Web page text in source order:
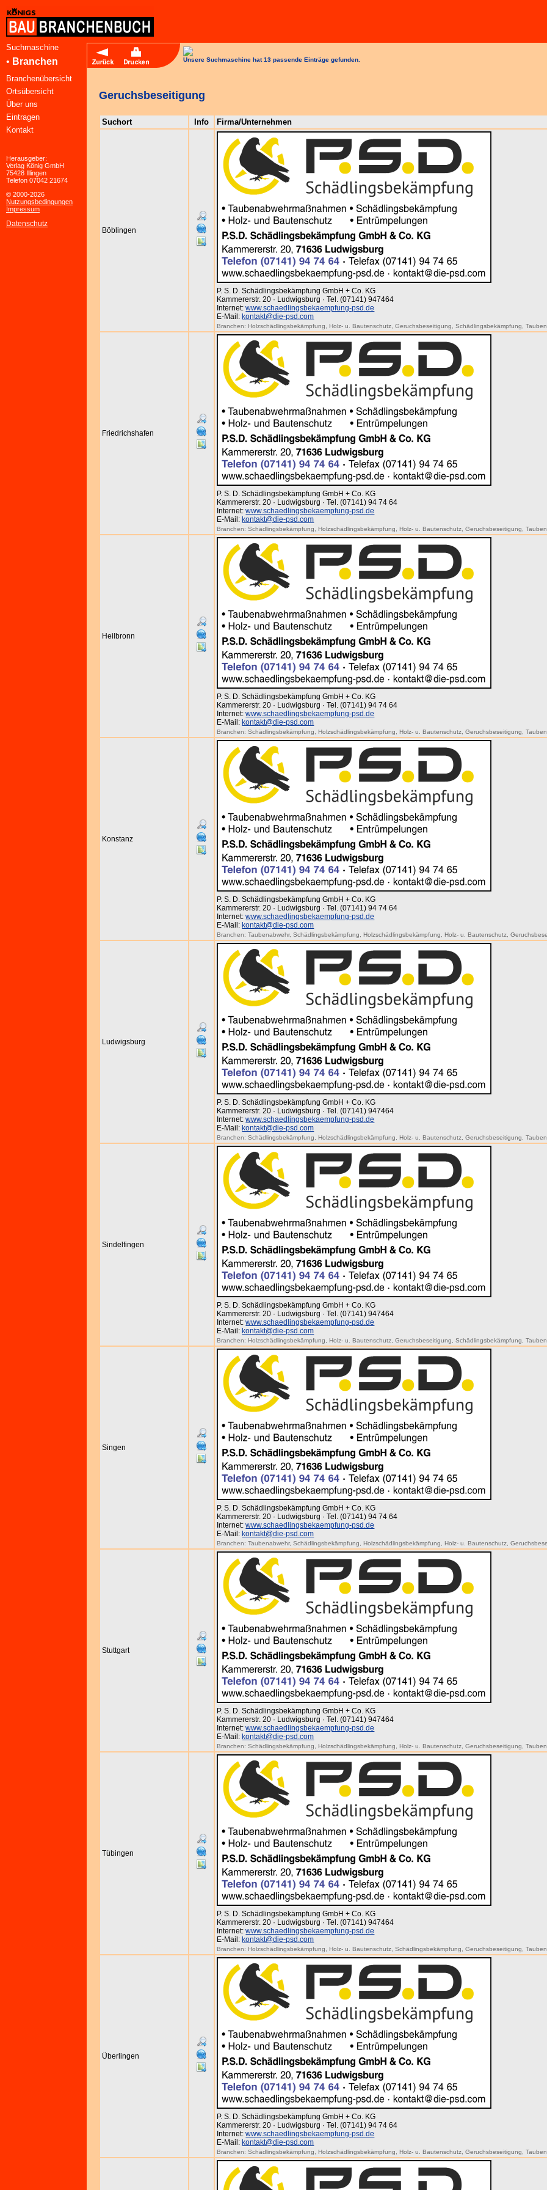
Suchmaschine
• Branchen
Branchenübersicht
Ortsübersicht
Über uns
Eintragen
Kontakt
Herausgeber:
Verlag König GmbH
75428 Illingen
Telefon 07042 21674
© 2000-2026
Nutzungsbedingungen
Impressum
Datenschutz
Unsere Suchmaschine hat 13 passende Einträge gefunden.
Geruchsbeseitigung
Suchort Info Firma/Unternehmen
Böblingen
P. S. D. Schädlingsbekämpfung GmbH + Co. KG
Kammererstr. 20 · Ludwigsburg · Tel. (07141) 947464
Internet:www.schaedlingsbekaempfung-psd.de
E-Mail: kontakt@die-psd.com
Branchen:Holzschädlingsbekämpfung ,Holz- u. Bautenschutz ,Geruchsbeseitigung ,Schädlingsbekämpfung ,
Friedrichshafen
P. S. D. Schädlingsbekämpfung GmbH + Co. KG
Kammererstr. 20 · Ludwigsburg · Tel. (07141) 94 74 64
Internet:www.schaedlingsbekaempfung-psd.de
E-Mail: kontakt@die-psd.com
Branchen:Schädlingsbekämpfung ,Holzschädlingsbekämpfung ,Holz- u. Bautenschutz ,Geruchsbeseitigung ,
Heilbronn
P. S. D. Schädlingsbekämpfung GmbH + Co. KG
Kammererstr. 20 · Ludwigsburg · Tel. (07141) 94 74 64
Internet:www.schaedlingsbekaempfung-psd.de
E-Mail: kontakt@die-psd.com
Branchen:Schädlingsbekämpfung ,Holzschädlingsbekämpfung ,Holz- u. Bautenschutz ,Geruchsbeseitigung ,
Konstanz
P. S. D. Schädlingsbekämpfung GmbH + Co. KG
Kammererstr. 20 · Ludwigsburg · Tel. (07141) 94 74 64
Internet:www.schaedlingsbekaempfung-psd.de
E-Mail: kontakt@die-psd.com
Branchen:Taubenabwehr,Schädlingsbekämpfung ,Holzschädlingsbekämpfung ,Holz- u. Bautenschutz ,
Ludwigsburg
P. S. D. Schädlingsbekämpfung GmbH + Co. KG
Kammererstr. 20 · Ludwigsburg · Tel. (07141) 947464
Internet:www.schaedlingsbekaempfung-psd.de
E-Mail: kontakt@die-psd.com
Branchen:Schädlingsbekämpfung ,Holzschädlingsbekämpfung ,Holz- u. Bautenschutz ,Geruchsbeseitigung ,
Sindelfingen
P. S. D. Schädlingsbekämpfung GmbH + Co. KG
Kammererstr. 20 · Ludwigsburg · Tel. (07141) 947464
Internet:www.schaedlingsbekaempfung-psd.de
E-Mail: kontakt@die-psd.com
Branchen:Holzschädlingsbekämpfung ,Holz- u. Bautenschutz ,Geruchsbeseitigung ,Schädlingsbekämpfung ,
Singen
P. S. D. Schädlingsbekämpfung GmbH + Co. KG
Kammererstr. 20 · Ludwigsburg · Tel. (07141) 94 74 64
Internet:www.schaedlingsbekaempfung-psd.de
E-Mail: kontakt@die-psd.com
Branchen:Taubenabwehr,Schädlingsbekämpfung ,Holzschädlingsbekämpfung ,Holz- u. Bautenschutz ,
Stuttgart
P. S. D. Schädlingsbekämpfung GmbH + Co. KG
Kammererstr. 20 · Ludwigsburg · Tel. (07141) 947464
Internet:www.schaedlingsbekaempfung-psd.de
E-Mail: kontakt@die-psd.com
Branchen:Schädlingsbekämpfung ,Holzschädlingsbekämpfung ,Holz- u. Bautenschutz ,Geruchsbeseitigung ,
Tübingen
P. S. D. Schädlingsbekämpfung GmbH + Co. KG
Kammererstr. 20 · Ludwigsburg · Tel. (07141) 947464
Internet:www.schaedlingsbekaempfung-psd.de
E-Mail: kontakt@die-psd.com
Branchen:Holzschädlingsbekämpfung ,Holz- u. Bautenschutz ,Schädlingsbekämpfung ,Geruchsbeseitigung ,
Überlingen
P. S. D. Schädlingsbekämpfung GmbH + Co. KG
Kammererstr. 20 · Ludwigsburg · Tel. (07141) 94 74 64
Internet:www.schaedlingsbekaempfung-psd.de
E-Mail: kontakt@die-psd.com
Branchen:Schädlingsbekämpfung ,Holzschädlingsbekämpfung ,Holz- u. Bautenschutz ,Geruchsbeseitigung ,